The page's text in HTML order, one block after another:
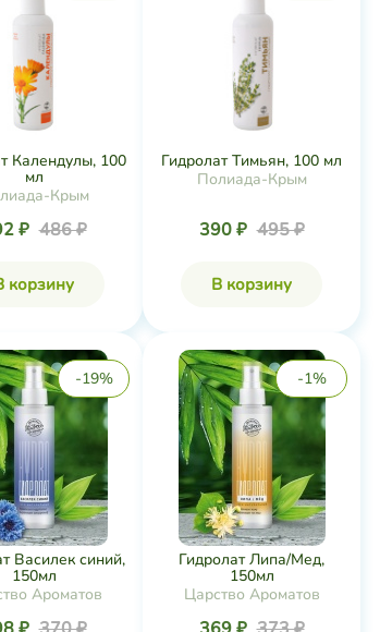
Календулы, 100
мл
Крым
₽ 486 ₽
корзину
Гидролат Тимьян, 100 мл
Полиада-Крым
390 ₽ 495 ₽
В корзину
-19%
Василек синий,
150мл
Ароматов
-1%
Гидролат Липа/Мед,
150мл
Царство Ароматов